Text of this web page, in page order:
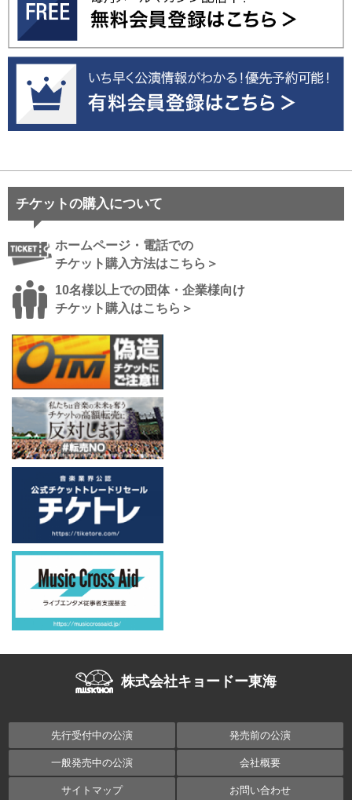
チケットの購入について
ホームページ・電話での
チケット購入方法はこちら＞
10名様以上での団体・企業様向け
チケット購入はこちら＞
株式会社キョードー東海
先行受付中の公演 発売前の公演
一般発売中の公演 会社概要
サイトマップ お問い合わせ